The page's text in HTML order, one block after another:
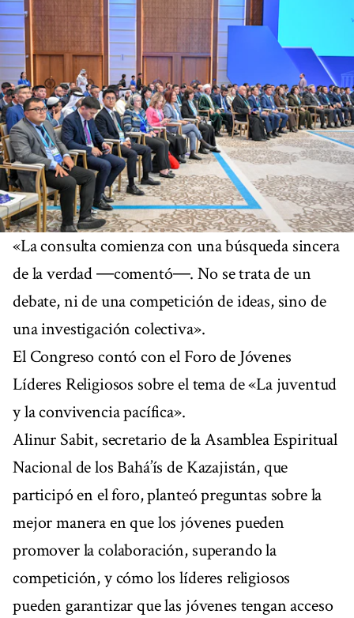
«La consulta comienza con una búsqueda sincera
de la verdad ―comentó―. No se trata de un
debate, ni de una competición de ideas, sino de
una investigación colectiva».
El Congreso contó con el Foro de Jóvenes
Líderes Religiosos sobre el tema de «La juventud
y la convivencia pacífica».
Alinur Sabit, secretario de la Asamblea Espiritual
Nacional de los Bahá’ís de Kazajistán, que
participó en el foro, planteó preguntas sobre la
mejor manera en que los jóvenes pueden
promover la colaboración, superando la
competición, y cómo los líderes religiosos
pueden garantizar que las jóvenes tengan acceso